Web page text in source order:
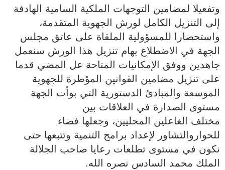
وتفعيلا لمضامين التوجهات الملكية السامية الهادفة
إلى التنزيل الكامل لورش الجهوية المتقدمة،
واستحضارا للمسؤولية الملقاة على عاتق مجلس
الجهة في الاضطلاع بهام تنزيل هذا الورش سنعمل
جاهدين ووفق الإمكانيات المتاحة عل المضي قدما
على تنزيل مضامين القوانين المؤطرة للجهوية
الموسعة والمبادئ الدستورية التي بوأت الجهة
مستوى الصدارة في العلاقات بين
مختلف الغاعلين المحليين، وجعلها فضاء
للحواروالتشاور لإعداد برامج التنمية وتتبعها حتى
نكون في مستوى تطلعات رعايا صاحب الجلالة
الملك محمد السادس نصره الله.